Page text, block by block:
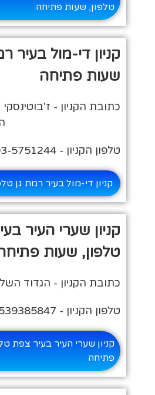
טלפון, שעות פתיחה
קניון די-מול בעיר
שעות פתיחה
טלפון הקניון - 03-5751244
קניון די-מול בעיר רמת גן
קניון שערי העיר
טלפון, שעות
כתובת הקניון - הגדוד
טלפון הקניון - 0539385847
קניון שערי העיר בעיר צפת
פתיחה